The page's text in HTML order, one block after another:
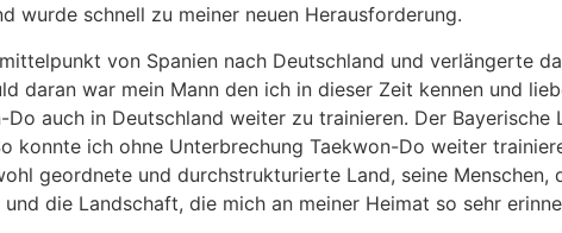
wurde schnell zu meiner neuen Herausforderung.
von Spanien nach Deutschland und verlängerte
daran war mein Mann den ich in dieser Zeit kennen und
auch in Deutschland weiter zu trainieren. Der
konnte ich ohne Unterbrechung Taekwon-Do weiter
geordnete und durchstrukturierte Land, seine Menschen,
die Landschaft, die mich an meiner Heimat so sehr